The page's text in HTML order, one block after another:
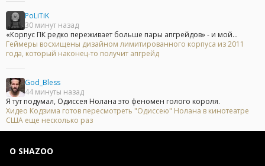
PoLiTiK
30 минут назад
«Корпус ПК редко переживает больше пары апгрейдов» - и мой...
Геймеры восхищены дизайном лимитированного корпуса из 2011
года, который наконец-то получит апгрейд
God_Bless
44 минуты назад
Я тут подумал, Одиссея Нолана это феномен голого короля.
Хидео Кодзима готов пересмотреть "Одиссею" Нолана в кинотеатре
США еще несколько раз
О SHAZOO